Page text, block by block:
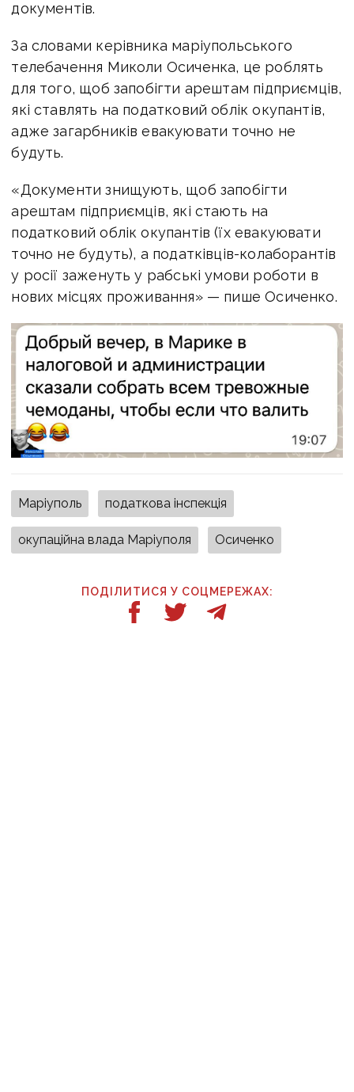
документів.
За словами керівника маріупольського
телебачення Миколи Осиченка, це роблять
для того, щоб запобігти арештам підприємців,
які ставлять на податковий облік окупантів,
адже загарбників евакуювати точно не
будуть.
«Документи знищують, щоб запобігти
арештам підприємців, які стають на
податковий облік окупантів (їх евакуювати
точно не будуть), а податківців-колаборантів
у росії заженуть у рабські умови роботи в
нових місцях проживання» — пише Осиченко.
Маріуполь податкова інспекція
окупаційна влада Маріуполя Осиченко
ПОДІЛИТИСЯ У СОЦМЕРЕЖАХ: